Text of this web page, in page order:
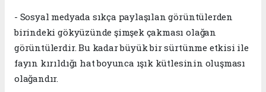
- Sosyal medyada sıkça paylaşılan görüntülerden
birindeki gökyüzünde şimşek çakması olağan
görüntülerdir. Bu kadar büyük bir sürtünme etkisi ile
fayın kırıldığı hat boyunca ışık kütlesinin oluşması
olağandır.